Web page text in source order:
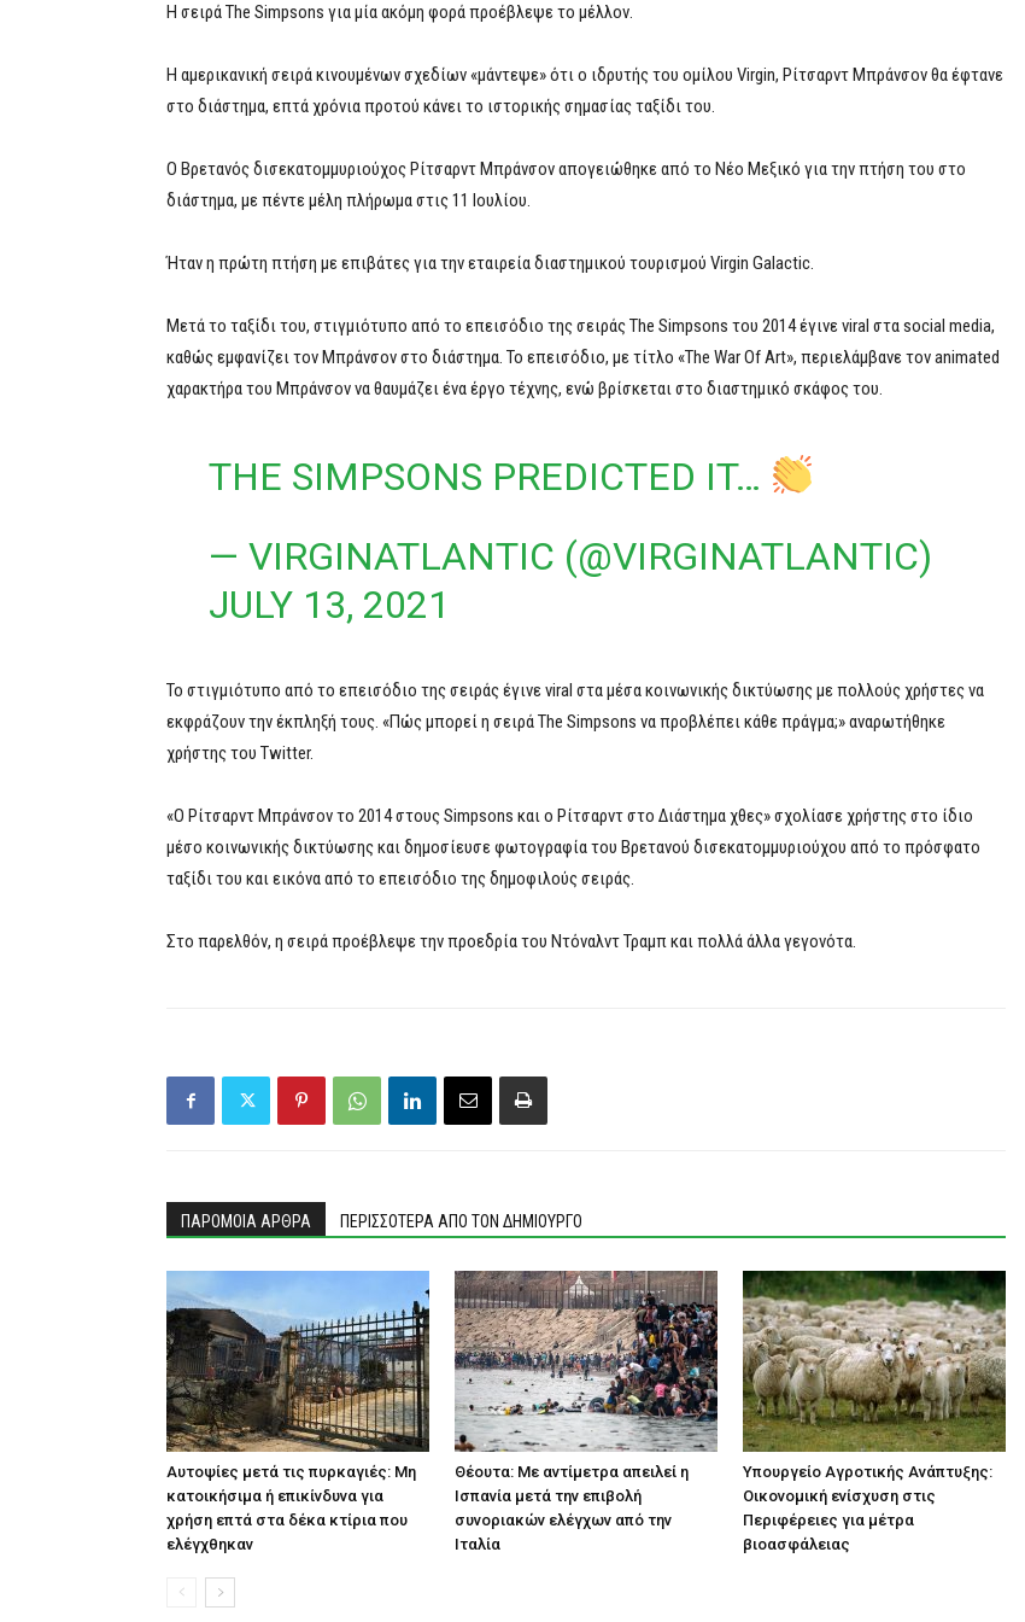
H σειρά The Simpsons για μία ακόμη φορά προέβλεψε το μέλλον.
Η αμερικανική σειρά κινουμένων σχεδίων «μάντεψε» ότι ο ιδρυτής του ομίλου Virgin, Ρίτσαρντ Μπράνσον θα έφτανε
στο διάστημα, επτά χρόνια προτού κάνει το ιστορικής σημασίας ταξίδι του.
Ο Βρετανός δισεκατομμυριούχος Ρίτσαρντ Μπράνσον απογειώθηκε από το Νέο Μεξικό για την πτήση του στο
διάστημα, με πέντε μέλη πλήρωμα στις 11 Ιουλίου.
Ήταν η πρώτη πτήση με επιβάτες για την εταιρεία διαστημικού τουρισμού Virgin Galactic.
Μετά το ταξίδι του, στιγμιότυπο από το επεισόδιο της σειράς The Simpsons του 2014 έγινε viral στα social media,
καθώς εμφανίζει τον Μπράνσον στο διάστημα. Το επεισόδιο, με τίτλο «The War Of Art», περιελάμβανε τον animated
χαρακτήρα του Μπράνσον να θαυμάζει ένα έργο τέχνης, ενώ βρίσκεται στο διαστημικό σκάφος του.
THE SIMPSONS PREDICTED IT…
— VIRGINATLANTIC (@VIRGINATLANTIC)
JULY 13, 2021
Το στιγμιότυπο από το επεισόδιο της σειράς έγινε viral στα μέσα κοινωνικής δικτύωσης με πολλούς χρήστες να
εκφράζουν την έκπληξή τους. «Πώς μπορεί η σειρά The Simpsons να προβλέπει κάθε πράγμα;» αναρωτήθηκε
χρήστης του Twitter.
«Ο Ρίτσαρντ Μπράνσον το 2014 στους Simpsons και ο Ρίτσαρντ στο Διάστημα χθες» σχολίασε χρήστης στο ίδιο
μέσο κοινωνικής δικτύωσης και δημοσίευσε φωτογραφία του Βρετανού δισεκατομμυριούχου από το πρόσφατο
ταξίδι του και εικόνα από το επεισόδιο της δημοφιλούς σειράς.
Στο παρελθόν, η σειρά προέβλεψε την προεδρία του Ντόναλντ Τραμπ και πολλά άλλα γεγονότα.
ΠΑΡΟΜΟΙΑ ΑΡΘΡΑ ΠΕΡΙΣΣΟΤΕΡΑ ΑΠΟ ΤΟΝ ΔΗΜΙΟΥΡΓΟ
Αυτοψίες μετά τις πυρκαγιές: Μη
κατοικήσιμα ή επικίνδυνα για
χρήση επτά στα δέκα κτίρια που
ελέγχθηκαν
Θέουτα: Με αντίμετρα απειλεί η
Ισπανία μετά την επιβολή
συνοριακών ελέγχων από την
Ιταλία
Υπουργείο Αγροτικής Ανάπτυξης:
Οικονομική ενίσχυση στις
Περιφέρειες για μέτρα
βιοασφάλειας